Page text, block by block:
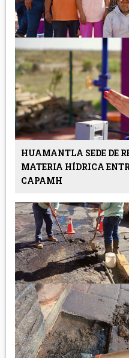
HUAMANTLA SEDE DE
MATERIA HÍDRICA
CAPAMH